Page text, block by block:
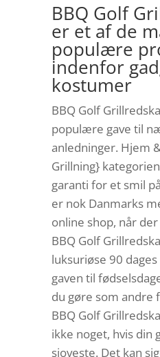
BBQ Golf
er et af de
populære
indenfor
kostumer
BBQ Golf
populære gave til
anledninger. Hjem
Grillning}
garanti for et smil
er nok Danmarks
online shop, når
BBQ Golf
luksuriøse 90
gaven til
du gøre som andre
BBQ Golf
ikke noget, hvis din
sjoveste. Det kan